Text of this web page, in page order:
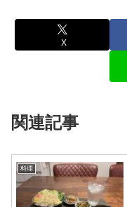
X
関連記事
料理